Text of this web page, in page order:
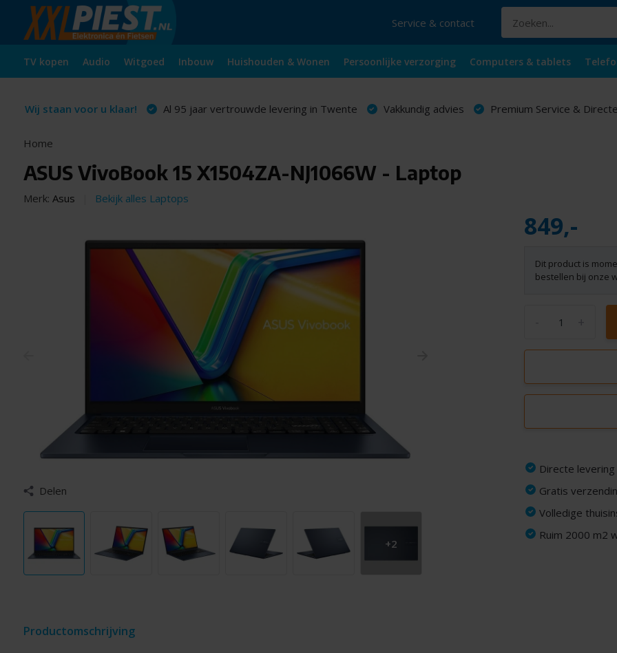
Service & contact
TV kopen Audio Witgoed Inbouw Huishouden & Wonen Persoonlijke verzorging Computers & tablets
Wij staan voor u klaar! Al 95 jaar vertrouwde levering in Twente Vakkundig advies Premium Service &
Home
ASUS VivoBook 15 X1504ZA-NJ1066W - Laptop
Merk: Asus Bekijk alles Laptops
Delen
+2
849,-
Dit product is
bestellen bij onze
Directe levering
Gratis
Volledige
Ruim 2000 m2
Productomschrijving